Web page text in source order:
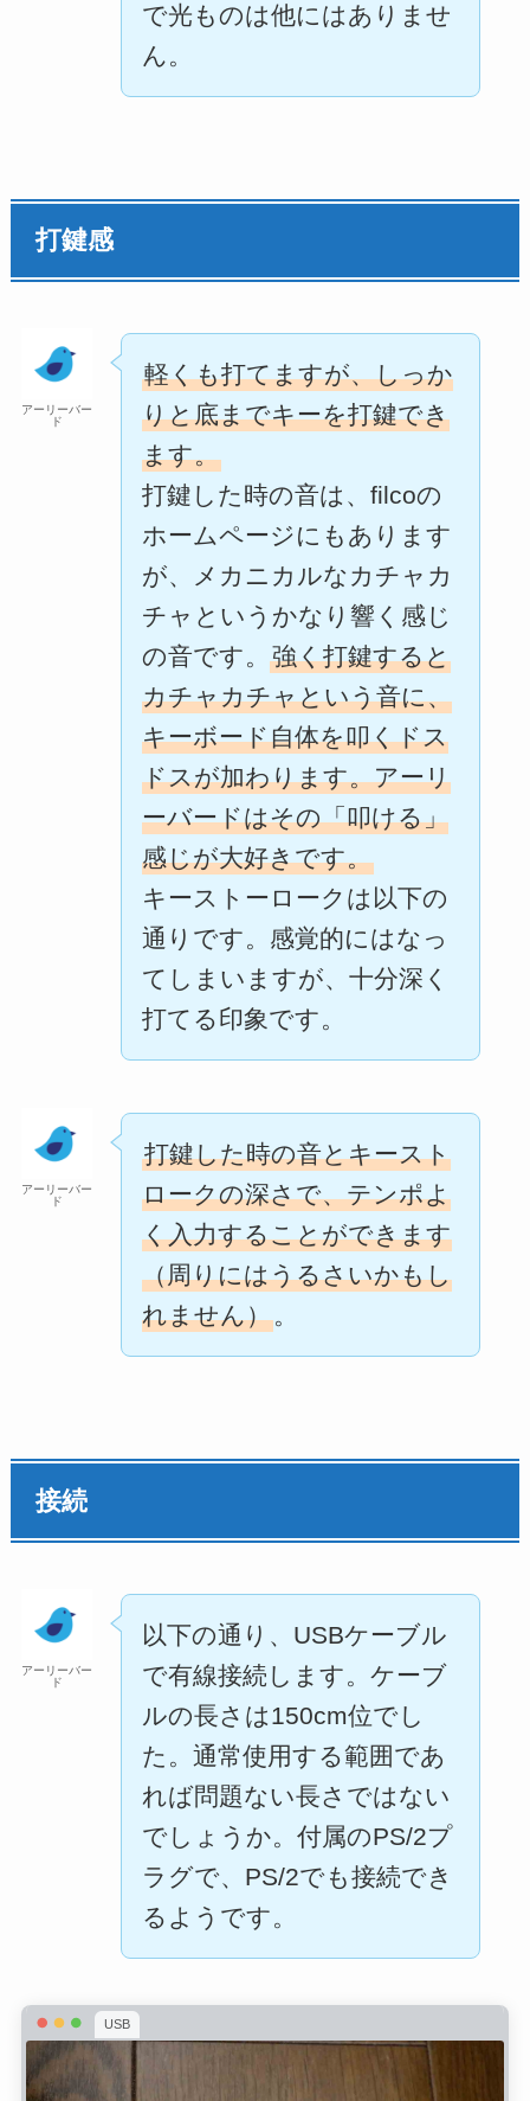
で光ものは他にはありませ
ん。
打鍵感
アーリーバー
ド
軽くも打てますが、しっか
りと底までキーを打鍵でき
ます。
打鍵した時の音は、filcoの
ホームページにもあります
が、メカニカルなカチャカ
チャというかなり響く感じ
の音です。 強く打鍵すると
カチャカチャという音に、
キーボード自体を叩くドス
ドスが加わります。アーリ
ーバードはその「叩ける」
感じが大好きです。
キーストーロークは以下の
通りです。感覚的にはなっ
てしまいますが、十分深く
打てる印象です。
アーリーバー
ド
打鍵した時の音とキースト
ロークの深さで、テンポよ
く入力することができます
（周りにはうるさいかもし
れません）。
接続
アーリーバー
ド
以下の通り、USBケーブル
で有線接続します。ケーブ
ルの長さは150cm位でし
た。通常使用する範囲であ
れば問題ない長さではない
でしょうか。付属のPS/2プ
ラグで、PS/2でも接続でき
るようです。
USB